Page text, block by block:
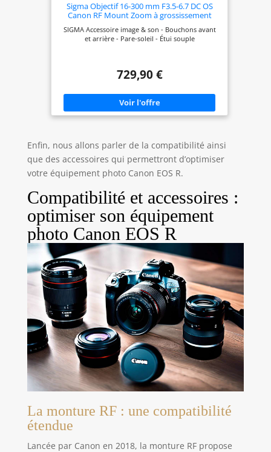
Sigma Objectif 16-300 mm F3.5-6.7 DC OS
Canon RF Mount Zoom à grossissement
Miroir Uniquement
SIGMA Accessoire image & son - Bouchons avant
et arrière - Pare-soleil - Étui souple
729,90 €
Enfin, nous allons parler de la compatibilité ainsi
que des accessoires qui permettront d’optimiser
votre équipement photo Canon EOS R.
Compatibilité et accessoires :
optimiser son équipement
photo Canon EOS R
La monture RF : une compatibilité
étendue
Lancée par Canon en 2018, la monture RF propose